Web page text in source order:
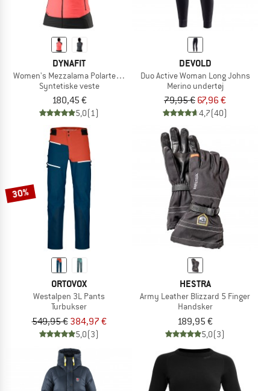
DYNAFIT
Women's Mezzalama Polartec Alpha Vest
Syntetiske veste
180,45 €
5,0(1)
DEVOLD
Duo Active Woman Long Johns
Merino undertøj
79,95 € 67,96 €
4,7(40)
30%
ORTOVOX
Westalpen 3L Pants
Turbukser
549,95 € 384,97 €
5,0(3)
HESTRA
Army Leather Blizzard 5 Finger
Handsker
189,95 €
5,0(3)